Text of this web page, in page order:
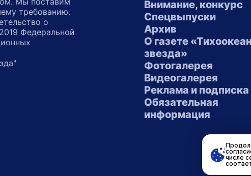
Внимание, конкурс
Спецвыпуски
Архив
О газете
звезда»
Фотогалерея
Видеогалерея
Реклама и подписка
Обязательная
информация
требованию.
о
Федеральной
числе